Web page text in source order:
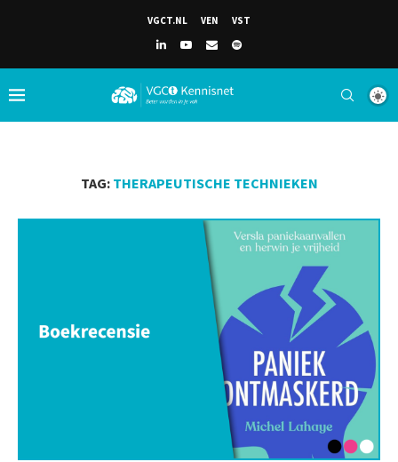
VGCT.NL VEN VST
TAG: THERAPEUTISCHE TECHNIEKEN